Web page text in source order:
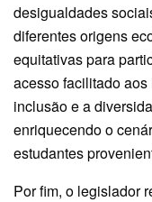
desigualdades
diferentes origens
equitativas para
acesso facilitado
inclusão e a
enriquecendo o
estudantes
Por fim, o legislador